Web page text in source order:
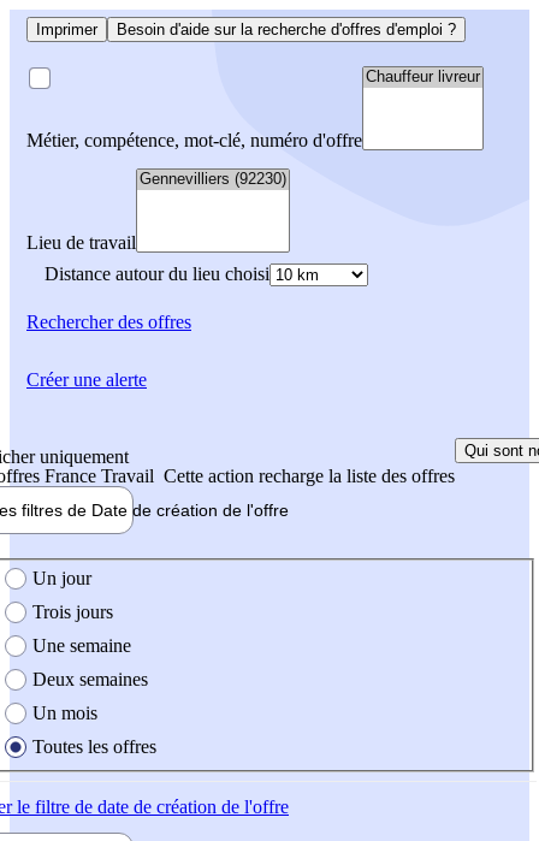
Imprimer Besoin d'aide sur la recherche d'offres d'emploi ?
Métier, compétence, mot-clé, numéro d'offre
Lieu de travail
Distance autour du lieu choisi
Rechercherdes offres
uniquement
France Travail Cette action recharge la liste des offres
Qui sont
filtres de Date de création de l'offre
création de l'offre
Un jour
Trois jours
Une semaine
Deux semaines
Un mois
Toutes les offres
le filtre de date de création de l'offre
Créer une alerte